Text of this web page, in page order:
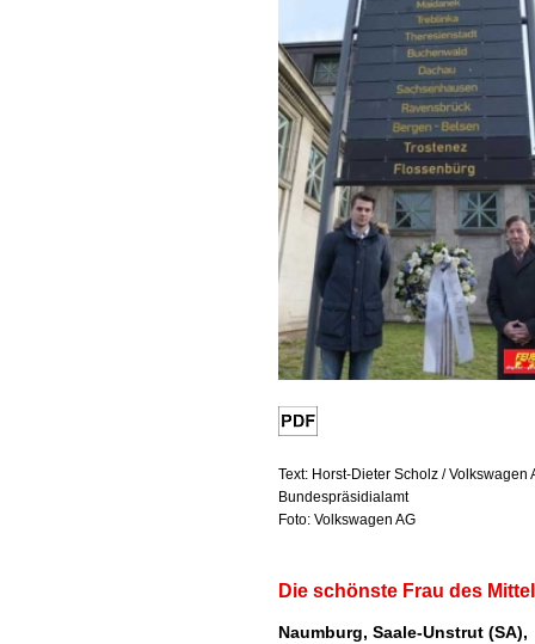
Text: Horst-Dieter Scholz / Volkswagen
Bundespräsidialamt
Foto: Volkswagen AG
Die schönste Frau des
Naumburg, Saale-Unstrut (SA),